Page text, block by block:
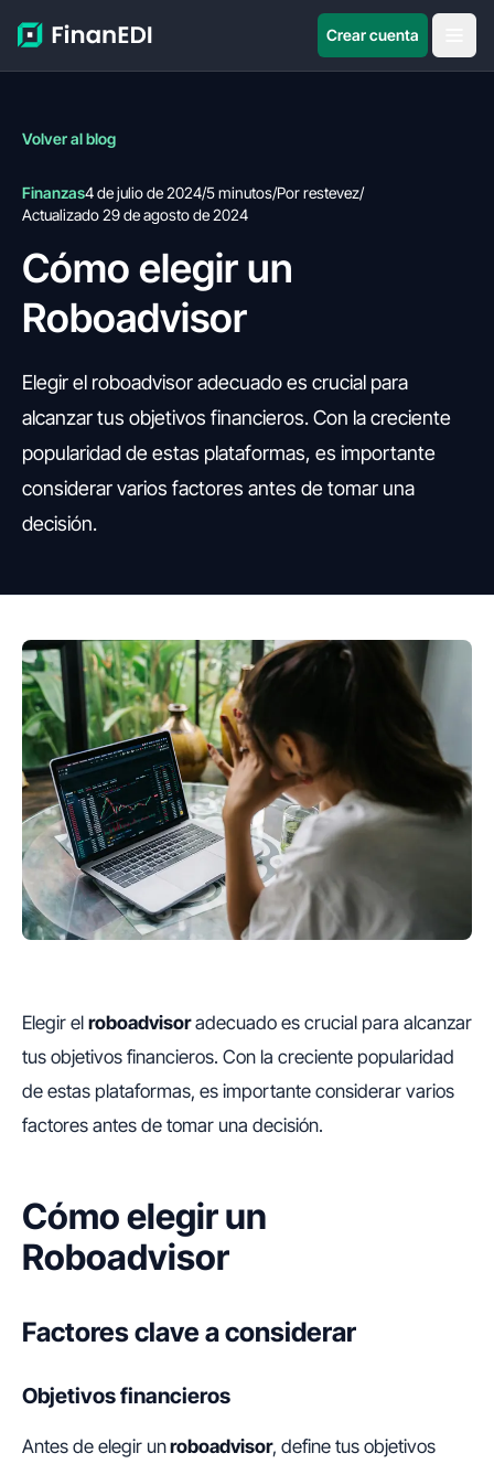
Crear cuenta
Volver al blog
Finanzas4 de julio de 2024/5 minutos/Por restevez/
Actualizado 29 de agosto de 2024
Cómo elegir un
Roboadvisor
Elegir el roboadvisor adecuado es crucial para
alcanzar tus objetivos financieros. Con la creciente
popularidad de estas plataformas, es importante
considerar varios factores antes de tomar una
decisión.
Elegir el roboadvisoradecuado es crucial para alcanzar
tus objetivos financieros. Con la creciente popularidad
de estas plataformas, es importante considerar varios
factores antes de tomar una decisión.
Cómo elegir un
Roboadvisor
Factores clave a considerar
Objetivos financieros
Antes de elegir unroboadvisor, define tus objetivos